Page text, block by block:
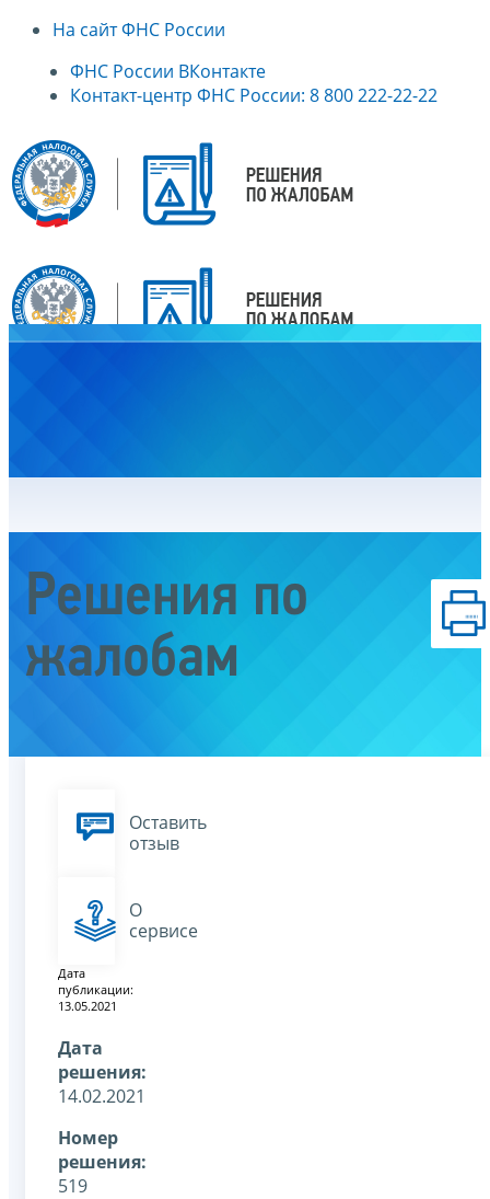
На сайт ФНС России
ФНС России ВКонтакте
Контакт-центр ФНС России: 8 800 222-22-22
Решения по
жалобам
Оставить
отзыв
О
сервисе
Дата
публикации:
13.05.2021
Дата
решения:
14.02.2021
Номер
решения:
519